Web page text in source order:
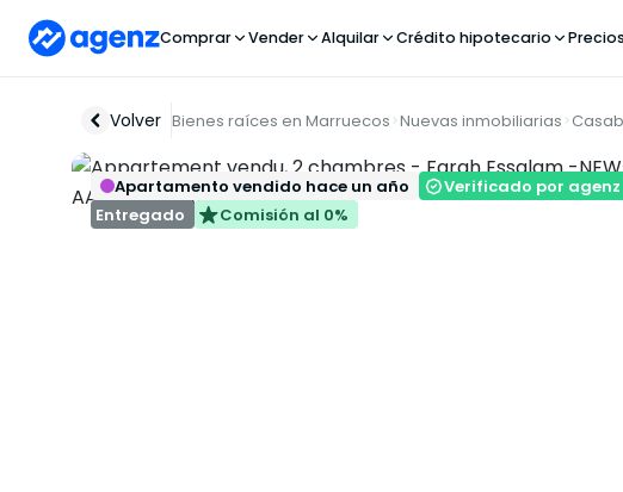
Comprar Vender Alquilar Crédito hipotecario
Volver Bienes raíces en Marruecos Nuevas inmobiliarias
Apartamento vendido hace un año Verificado por agenz
Entregado
Comisión al 0%